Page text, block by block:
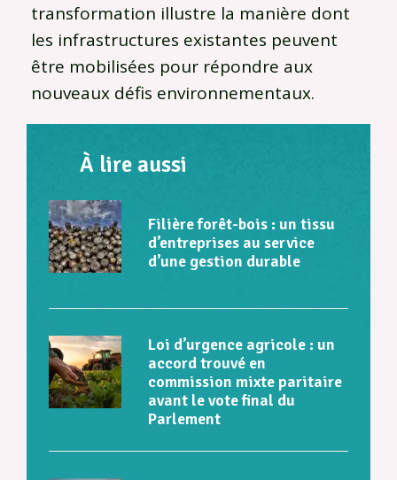
transformation illustre la manière dont
les infrastructures existantes peuvent
être mobilisées pour répondre aux
nouveaux défis environnementaux.
À lire aussi
Filière forêt-bois : un tissu
d’entreprises au service
d’une gestion durable
Loi d’urgence agricole : un
accord trouvé en
commission mixte paritaire
avant le vote final du
Parlement